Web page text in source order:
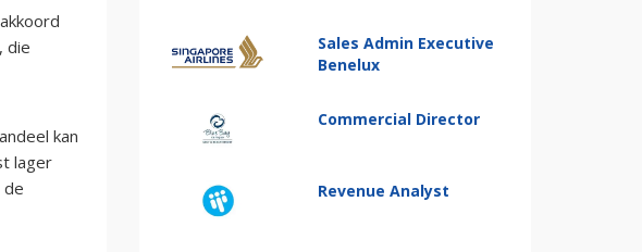
die
kan
lager
de
Sales Admin Executive
Benelux
Commercial Director
Revenue Analyst